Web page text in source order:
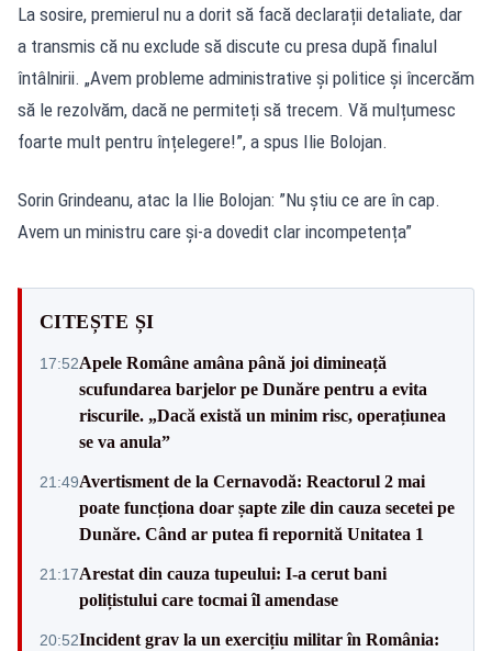
La sosire, premierul nu a dorit să facă declarații detaliate, dar
a transmis că nu exclude să discute cu presa după finalul
întâlnirii. „Avem probleme administrative și politice și încercăm
să le rezolvăm, dacă ne permiteți să trecem. Vă mulțumesc
foarte mult pentru înțelegere!”, a spus Ilie Bolojan.
Sorin Grindeanu, atac la Ilie Bolojan: ”Nu știu ce are în cap.
Avem un ministru care și-a dovedit clar incompetența”
CITEȘTE ȘI
17:52Apele Române amâna până joi dimineață
scufundarea barjelor pe Dunăre pentru a evita
riscurile. „Dacă există un minim risc, operațiunea
se va anula”
21:49Avertisment de la Cernavodă: Reactorul 2 mai
poate funcționa doar șapte zile din cauza secetei pe
Dunăre. Când ar putea fi repornită Unitatea 1
21:17Arestat din cauza tupeului: I-a cerut bani
polițistului care tocmai îl amendase
20:52Incident grav la un exercițiu militar în România: